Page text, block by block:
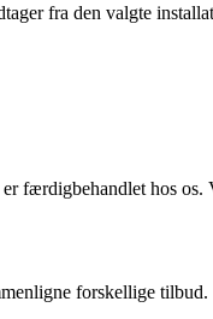
fra den valgte
færdigbehandlet hos
forskellige tilbud.